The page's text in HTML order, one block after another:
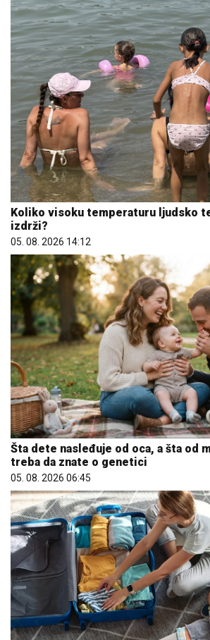
Koliko visoku temperaturu ljudsko
izdrži?
05. 08. 2026 14:12
Šta dete nasleđuje od oca, a šta od
treba da znate o genetici
05. 08. 2026 06:45